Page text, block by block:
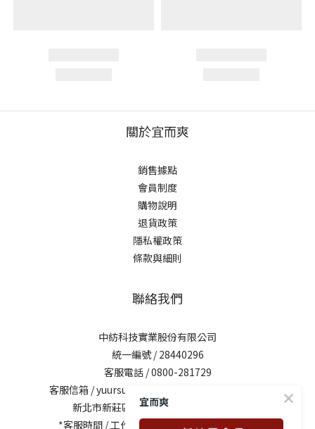
關於宜而爽
銷售據點
會員制度
購物說明
退貨政策
隱私權政策
條款與細則
聯絡我們
中紡科技實業股份有限公司
統一編號 / 28440296
客服電話 / 0800-281729
客服信箱 /yuursun@mail.chung-shing.com.tw
新北市新莊區新北大道三段7號17樓之2
*客服時間 / 工作日10:00-12:00、13:00-17:00
宜而爽